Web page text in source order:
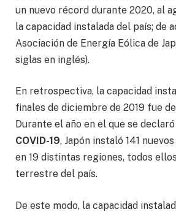
un nuevo récord durante 2020, al
la capacidad instalada del país; de
Asociación de Energía Eólica de
siglas en inglés).
En retrospectiva, la capacidad
finales de diciembre de 2019 fue
Durante el año en el que se
COVID-19, Japón instaló 141
en 19 distintas regiones, todos
terrestre del país.
De este modo, la capacidad